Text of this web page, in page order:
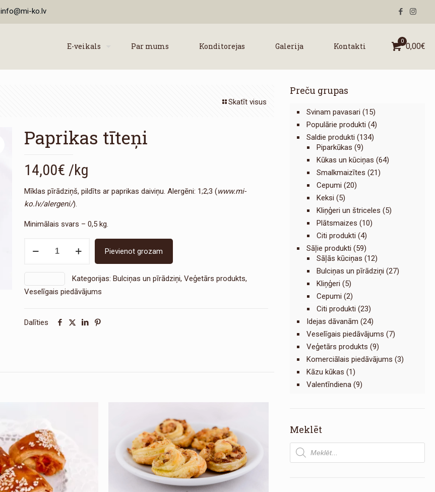
info@mi-ko.lv
E-veikals Par mums Konditorejas Galerija Kontakti
0
0,00€
Skatīt visus
Paprikas tīteņi
14,00€ /kg
Mīklas pīrādziņš, pildīts ar paprikas daiviņu. Alergēni: 1;2;3 (www.mi-
ko.lv/alergeni/).
Minimālais svars – 0,5 kg.
Pievienot grozam
Kategorijas:Bulciņas un pīrādziņi,Veģetārs produkts,
Veselīgais piedāvājums
Dalīties
Preču grupas
Svinam pavasari (15)
Populārie produkti (4)
Saldie produkti (134)
Piparkūkas (9)
Kūkas un kūciņas (64)
Smalkmaizītes (21)
Cepumi (20)
Keksi (5)
Kliņģeri un štriceles (5)
Plātsmaizes (10)
Citi produkti (4)
Sāļie produkti (59)
Sāļās kūciņas (12)
Bulciņas un pīrādziņi (27)
Kliņģeri (5)
Cepumi (2)
Citi produkti (23)
Idejas dāvanām (24)
Veselīgais piedāvājums (7)
Veģetārs produkts (9)
Komerciālais piedāvājums (3)
Kāzu kūkas (1)
Valentīndiena (9)
Meklēt
Products
search